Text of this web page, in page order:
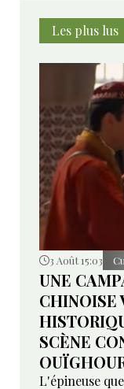
l’instabilité
œuvre.
Les plus lus
3 Août 15:03
UNE
CHINOISE
SCÈNE
L'épineuse